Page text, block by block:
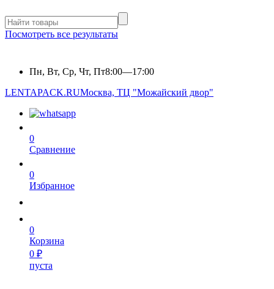
Посмотреть все результаты
Пн, Вт, Ср, Чт, Пт8:00—17:00
LENTAPACK.RUМосква, ТЦ "Можайский двор"
0
Сравнение
0
Избранное
0
Корзина
0 ₽
пуста